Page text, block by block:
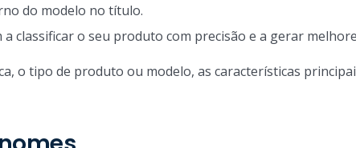
do modelo no título.
classificar o seu produto com precisão e a gerar
o tipo de produto ou modelo, as características